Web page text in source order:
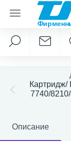
Картридж/
7740/
Описание